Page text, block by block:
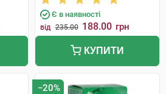
Є в наявності
від 235.00 188.00 грн
КУПИТИ
−20%